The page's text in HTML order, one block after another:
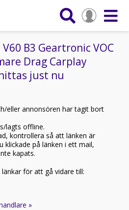
B3 Geartronic VOC
Drag Carplay
just nu
eller annonsören har tagit bort
lagts offline.
kontrollera så att länken är
klickade på länken i ett mail,
kapats.
för att gå vidare till:
»